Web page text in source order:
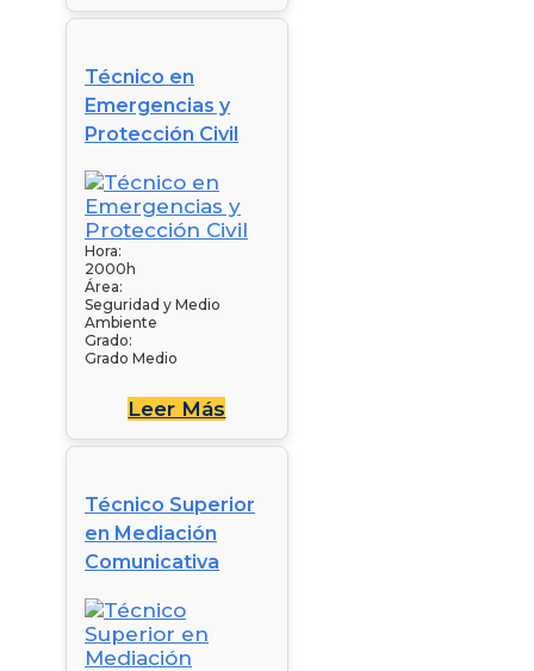
Técnico en
Emergencias y
Protección Civil
Hora:
2000h
Área:
Seguridad y Medio
Ambiente
Grado:
Grado Medio
Leer Más
Técnico Superior
en Mediación
Comunicativa